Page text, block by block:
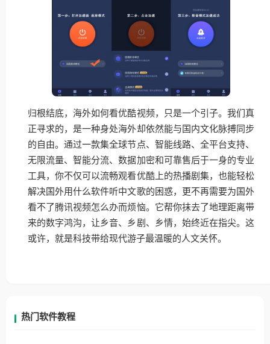
归根结底，海外如何看优酷视频，只是一个引子。我们真
正寻求的，是一种身处海外却依然能与国内文化脉搏同步
的自由。通过一款集全球节点、智能线路、全平台支持、
无限流量、智能分流、数据加密和可靠售后于一身的专业
工具，你不仅可以流畅观看优酷上的热播剧集，也能轻松
解决国外用什么软件听中文歌的困惑，更不再需要为国外
看不了腾讯视频怎么办而烦恼。它帮你抹去了地理距离带
来的数字鸿沟，让乡音、乡剧、乡情，始终近在指尖。这
或许，就是科技带给现代游子最温暖的人文关怀。
热门软件教程